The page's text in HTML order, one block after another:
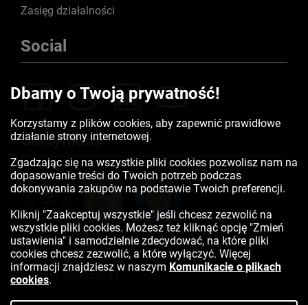
Zasięg działalności
Social
Certyfikaty
Kontakt:523350041
Dbamy o Twoją prywatność!
Korzystamy z plików cookies, aby zapewnić prawidłowe
działanie strony internetowej.
Zgadzając się na wszystkie pliki cookies pozwolisz nam na
dopasowanie treści do Twoich potrzeb podczas
dokonywania zakupów na podstawie Twoich preferencji.
Kliknij "Zaakceptuj wszystkie" jeśli chcesz zezwolić na
wszystkie pliki cookies. Możesz też kliknąć opcję "Zmień
ustawienia" i samodzielnie zdecydować, na które pliki
cookies chcesz zezwolić, a które wyłączyć. Więcej
informacji znajdziesz w naszym Komunikacie o plikach
cookies.